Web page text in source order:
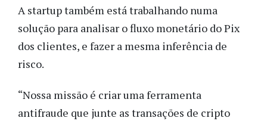
A startup também está trabalhando numa
solução para analisar o fluxo monetário do Pix
dos clientes, e fazer a mesma inferência de
risco.
“Nossa missão é criar uma ferramenta
antifraude que junte as transações de cripto